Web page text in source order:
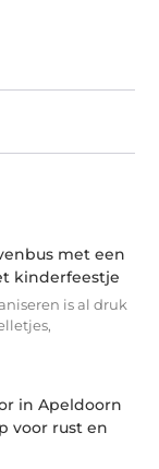
met een
kinderfeestje
is al druk
in Apeldoorn
voor rust en